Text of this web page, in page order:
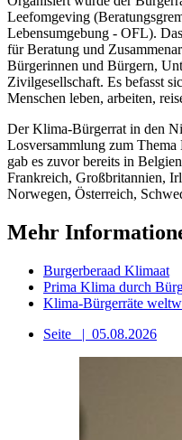
Leefomgeving
Lebensumgebung - OFL).
für Beratung und
Bürgerinnen und Bürgern,
Zivilgesellschaft. Es befasst
Menschen leben, arbeiten,
Der Klima-Bürgerrat in den
Losversammlung zum
gab es zuvor bereits in
Frankreich, Großbritannien,
Norwegen, Österreich,
Mehr
Burgerberaad Klimaat
Prima Klima durch
Klima-Bürgerräte
Seite
| 05.08.2026